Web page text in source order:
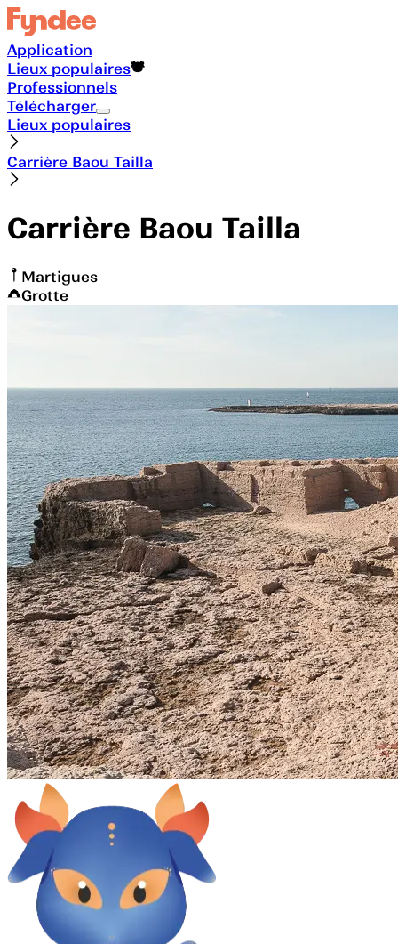
Application
Lieux populaires
Professionnels
Télécharger
Lieux populaires
Carrière Baou Tailla
Carrière Baou Tailla
Martigues
Grotte